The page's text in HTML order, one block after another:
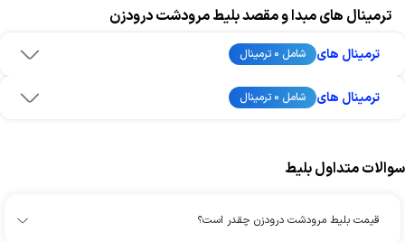
ترمینال های مبدا و مقصد بلیط مرودشت درودزن
ترمینال های شامل 0 ترمینال
ترمینال های شامل 0 ترمینال
سوالات متداول بلیط
قیمت بلیط مرودشت درودزن چقدر است؟